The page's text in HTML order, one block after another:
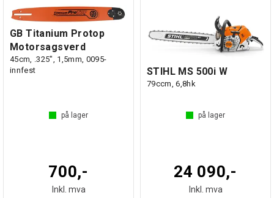
GB Titanium Protop
Motorsagsverd
45cm, .325", 1,5mm, 0095-
innfest
på lager
700,-
Inkl. mva
STIHL MS 500i W
79ccm, 6,8hk
på lager
24 090,-
Inkl. mva